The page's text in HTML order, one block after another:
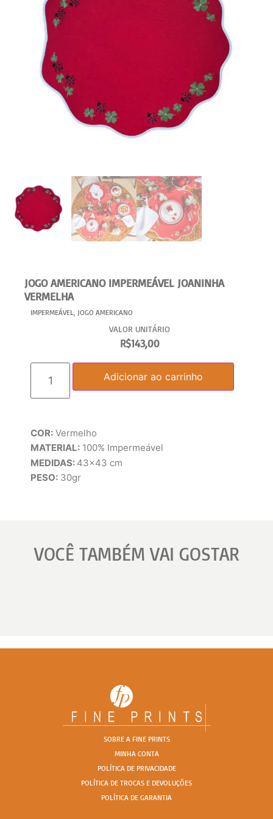
JOGO AMERICANO IMPERMEÁVEL JOANINHA
VERMELHA
IMPERMEÁVEL JOGO AMERICANO
VALOR UNITÁRIO
R$143,00
Adicionar ao carrinho
COR: Vermelho
MATERIAL: 100% Impermeável
MEDIDAS: 43×43 cm
PESO: 30gr
VOCÊ TAMBÉM VAI GOSTAR
SOBRE A FINE PRINTS
MINHA CONTA
POLÍTICA DE PRIVACIDADE
POLÍTICA DE TROCAS E DEVOLUÇÕES
POLÍTICA DE GARANTIA